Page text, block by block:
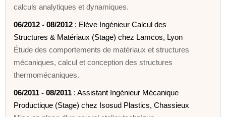
calculs analytiques et dynamiques.
06/2012 - 08/2012 : Elève Ingénieur Calcul des
Structures & Matériaux (Stage) chez Lamcos, Lyon
Étude des comportements de matériaux et structures
mécaniques, calcul et conception des structures
thermomécaniques.
06/2011 - 08/2011 : Assistant Ingénieur Mécanique
Productique (Stage) chez Isosud Plastics, Chassieux